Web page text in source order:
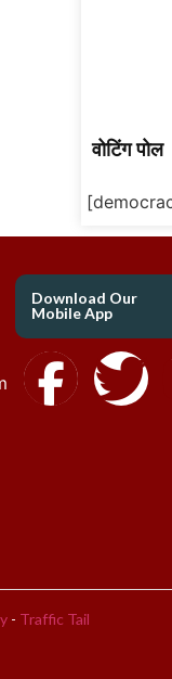
वोटिंग पोल
Download Our
Mobile App
- Traffic Tail